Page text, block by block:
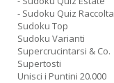
- Sudoku Quiz Raccolta
Sudoku Top
Sudoku Varianti
Supercrucintarsi & Co.
Supertosti
Unisci i Puntini 20.000